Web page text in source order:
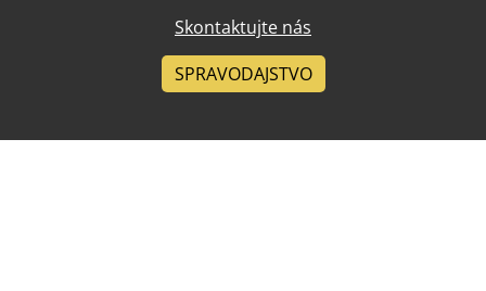
Skontaktujte nás
SPRAVODAJSTVO